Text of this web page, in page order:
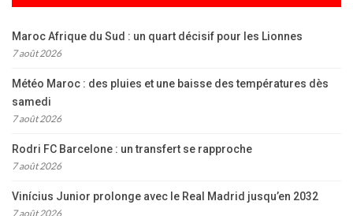
Maroc Afrique du Sud : un quart décisif pour les Lionnes
7 août 2026
Météo Maroc : des pluies et une baisse des températures dès
samedi
7 août 2026
Rodri FC Barcelone : un transfert se rapproche
7 août 2026
Vinícius Junior prolonge avec le Real Madrid jusqu’en 2032
7 août 2026